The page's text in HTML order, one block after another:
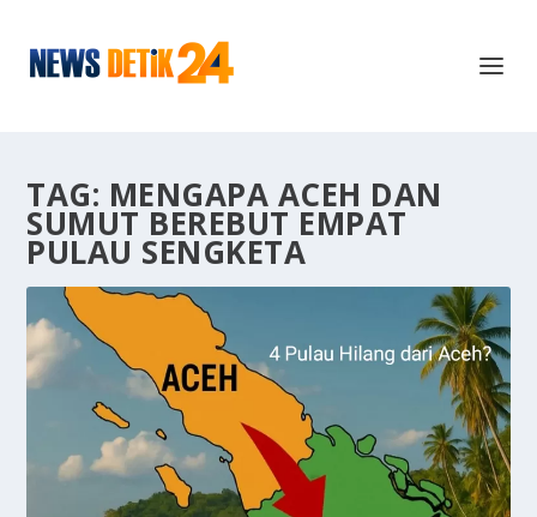
TAG: MENGAPA ACEH DAN
SUMUT BEREBUT EMPAT
PULAU SENGKETA